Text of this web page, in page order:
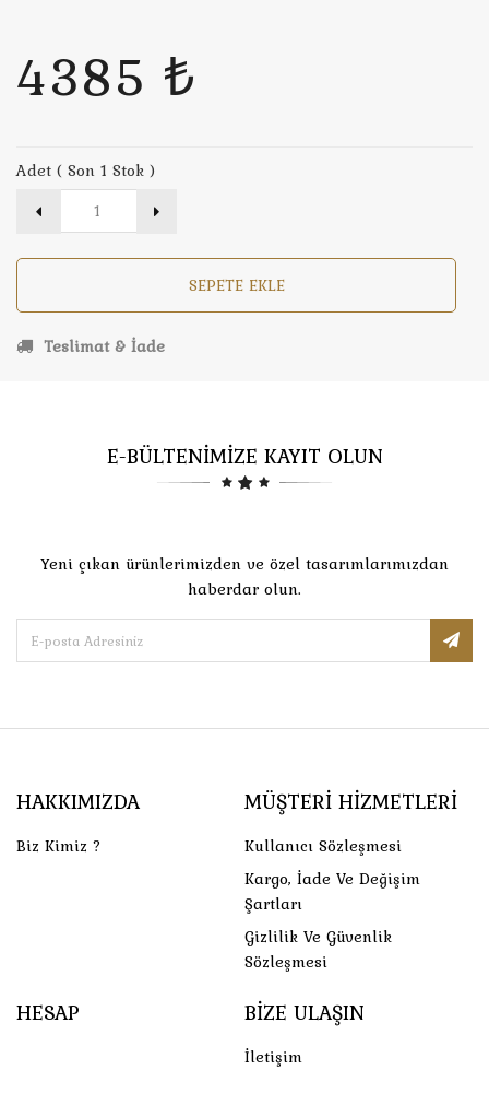
4385 ₺
Adet ( Son 1 Stok )
SEPETE EKLE
Teslimat & İade
E-BÜLTENİMİZE KAYIT OLUN
Yeni çıkan ürünlerimizden ve özel tasarımlarımızdan
haberdar olun.
HAKKIMIZDA
Biz Kimiz ?
MÜŞTERI HIZMETLERI
Kullanıcı Sözleşmesi
Kargo, İade Ve Değişim
Şartları
Gizlilik Ve Güvenlik
Sözleşmesi
HESAP BIZE ULAŞIN
İletişim